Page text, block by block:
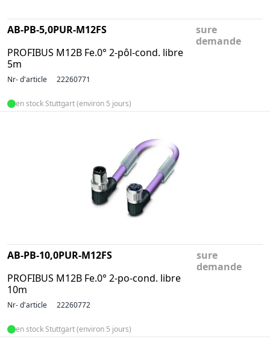
AB-PB-5,0PUR-M12FS
PROFIBUS M12B Fe.0° 2-pôl-cond. libre
5m
sure
demande
Nr- d'article 22260771
en stock Stuttgart (environ 5 jours)
AB-PB-10,0PUR-M12FS
PROFIBUS M12B Fe.0° 2-po-cond. libre
10m
sure
demande
Nr- d'article 22260772
en stock Stuttgart (environ 5 jours)